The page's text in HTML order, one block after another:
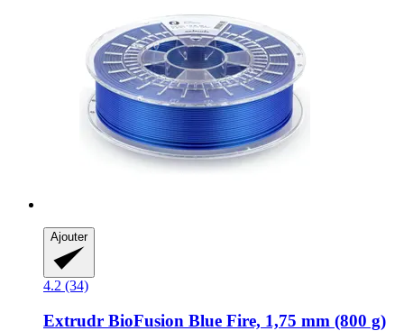
Ajouter
4.2 (34)
Extrudr BioFusion Blue Fire, 1,75 mm (800 g)